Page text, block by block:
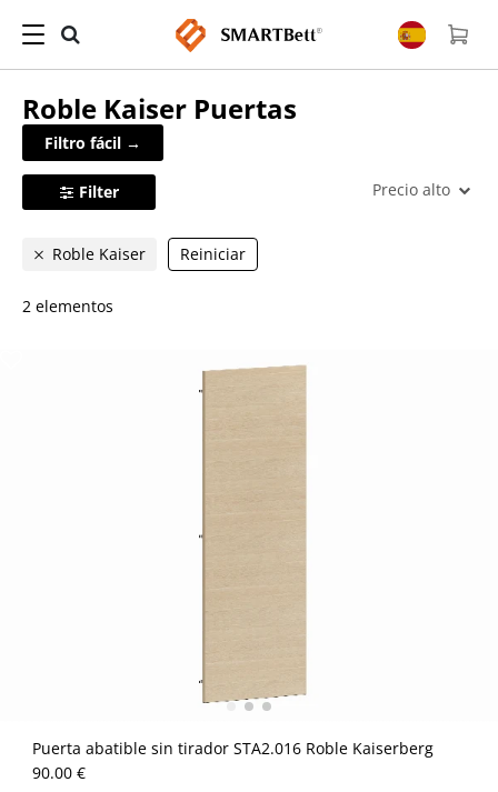
Roble Kaiser Puertas
Filtro fácil →
Filter Precio alto
Roble Kaiser Reiniciar
2 elementos
Puerta abatible sin tirador STA2.016 Roble Kaiserberg
90.00 €